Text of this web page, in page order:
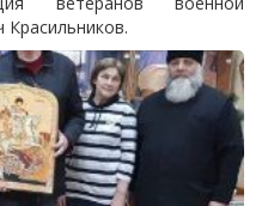
Красильников.